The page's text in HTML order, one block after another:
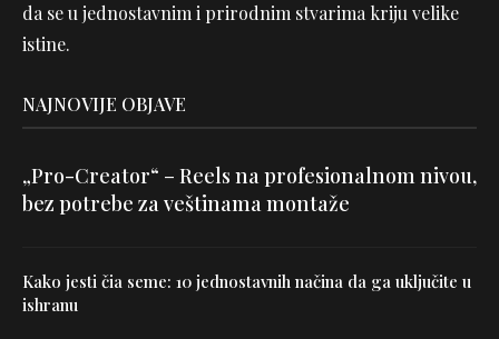
da se u jednostavnim i prirodnim stvarima kriju velike
istine.
NAJNOVIJE OBJAVE
„Pro-Creator“ – Reels na profesionalnom nivou,
bez potrebe za veštinama montaže
Kako jesti čia seme: 10 jednostavnih načina da ga uključite u
ishranu